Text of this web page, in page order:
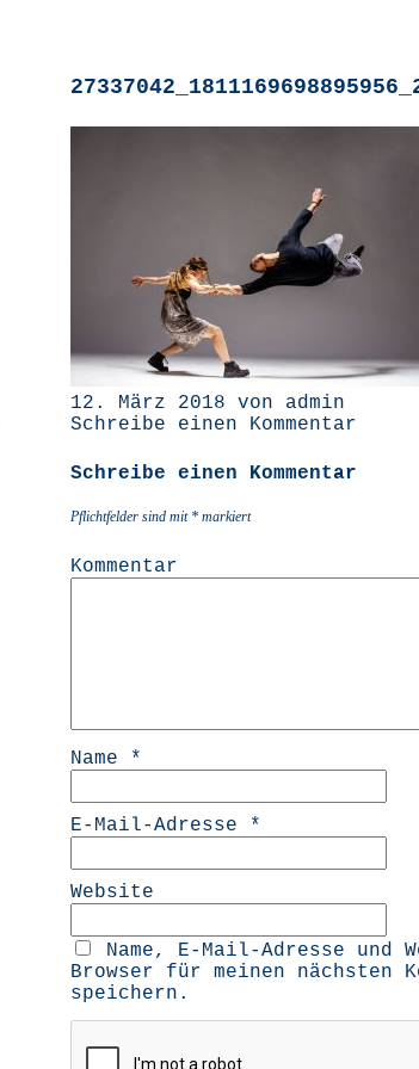
12. März 2018 von admin
Schreibe einen Kommentar
Schreibe einen Kommentar
Pflichtfelder sind mit * markiert
Kommentar
Name *
E-Mail-Adresse *
Website
Name, E-Mail-Adresse und
Browser für meinen nächsten
speichern.